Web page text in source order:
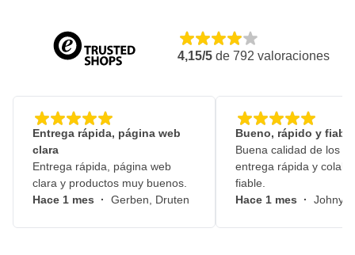
4,15/5 de 792 valoraciones
Entrega rápida, página web
clara
Entrega rápida, página web
clara y productos muy buenos.
Hace 1 mes · Gerben, Druten
Bueno, rápido y fiable
Buena calidad de los
entrega rápida y
fiable.
Hace 1 mes · Johny,